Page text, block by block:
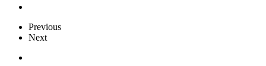
Previous
Next